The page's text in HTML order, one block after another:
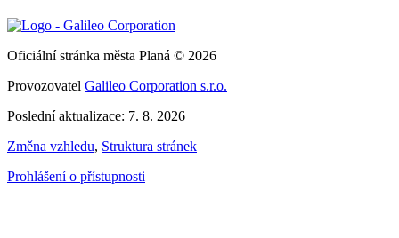
Oficiální stránka města Planá © 2026
Provozovatel Galileo Corporation s.r.o.
Poslední aktualizace: 7. 8. 2026
Změna vzhledu, Struktura stránek
Prohlášení o přístupnosti